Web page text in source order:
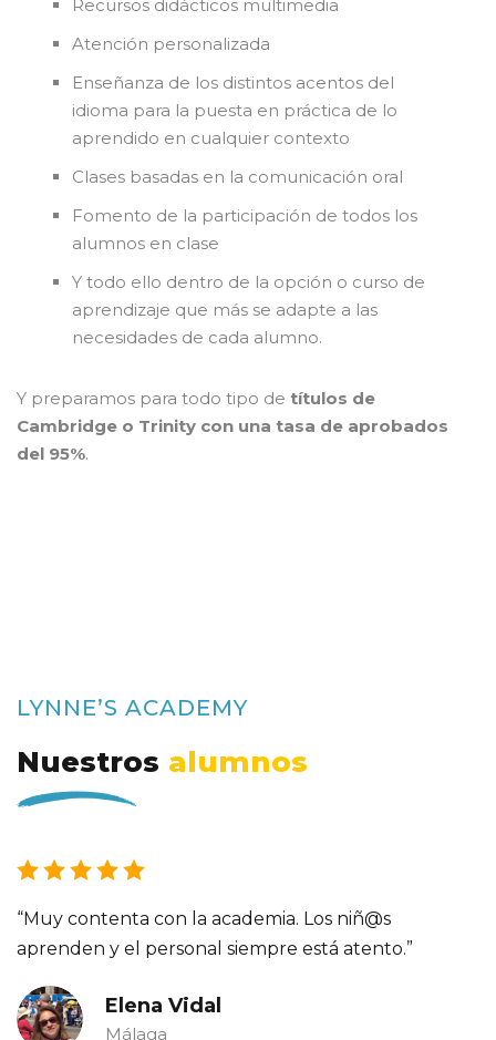
Recursos didácticos multimedia
Atención personalizada
Enseñanza de los distintos acentos del
idioma para la puesta en práctica de lo
aprendido en cualquier contexto
Clases basadas en la comunicación oral
Fomento de la participación de todos los
alumnos en clase
Y todo ello dentro de la opción o curso de
aprendizaje que más se adapte a las
necesidades de cada alumno.
Y preparamos para todo tipo de títulos de
Cambridge o Trinity con una tasa de aprobados
del 95%.
LYNNE’S ACADEMY
Nuestros alumnos
“Llevo desde los 3 años en esta academia y la calidad
de los profesores es excelente. Aprendes de una
base en el idioma. Recomendable al 100%”